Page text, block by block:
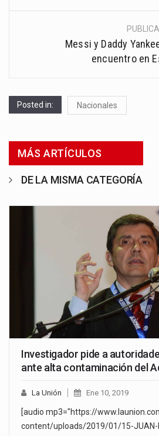
Messi y Daddy
encuentro en
Posted in: Nacionales
MÁS ARTÍCULOS
DE LA MISMA CATEGORÍA
Investigador pide a
ante alta contaminación del
La Unión Ene 10, 2019
[audio mp3="https://
content/uploads/2019/01/15-JUAN-